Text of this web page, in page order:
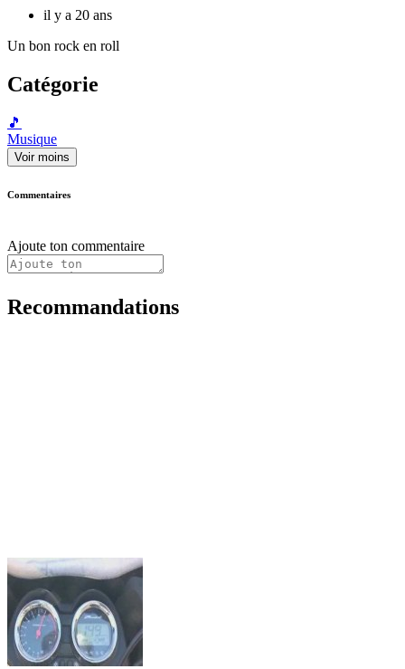
il y a 20 ans
Un bon rock en roll
Catégorie
🎵
Musique
Voir moins
Commentaires
Ajoute ton commentaire
Recommandations